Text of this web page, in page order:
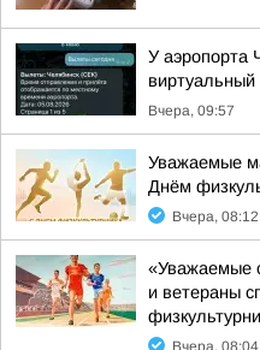
У аэропорта
Вчера, 09:57
Уважаемые
Днём
Вчера, 08:12
«Уважаемые
и ветераны
Вчера, 08:04